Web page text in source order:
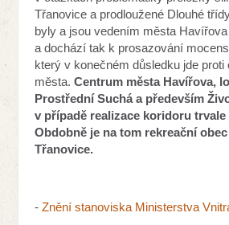
Třanovice a prodloužené Dlouhé
byly a jsou vedením města
a dochází tak k prosazování
který v konečném důsledku jde proti
města.Centrum města Havířova,
Prostřední Suchá a především
v případě realizace koridoru trvale
Obdobně je na tom rekreační
Třanovice.
-Znění stanoviska Ministerstva